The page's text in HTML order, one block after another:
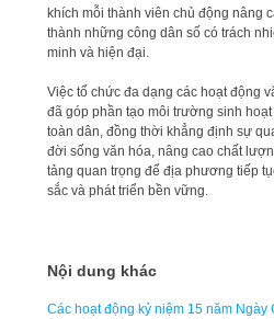
khích mỗi thành viên chủ động nâng
thành những công dân số có trách
minh và hiện đại.
Việc tổ chức đa dạng các hoạt động
đã góp phần tạo môi trường sinh
toàn dân, đồng thời khẳng định sự
đời sống văn hóa, nâng cao chất
tảng quan trọng để địa phương tiếp
sắc và phát triển bền vững.
Nội dung khác
Các hoạt động kỷ niệm 15 năm Ngày